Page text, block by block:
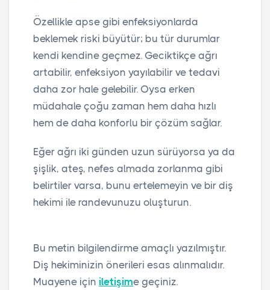
Özellikle apse gibi enfeksiyonlarda
beklemek riski büyütür; bu tür durumlar
kendi kendine geçmez. Geciktikçe ağrı
artabilir, enfeksiyon yayılabilir ve tedavi
daha zor hale gelebilir. Oysa erken
müdahale çoğu zaman hem daha hızlı
hem de daha konforlu bir çözüm sağlar.
Eğer ağrı iki günden uzun sürüyorsa ya da
şişlik, ateş, nefes almada zorlanma gibi
belirtiler varsa, bunu ertelemeyin ve bir diş
hekimi ile randevunuzu oluşturun.
Bu metin bilgilendirme amaçlı yazılmıştır.
Diş hekiminizin önerileri esas alınmalıdır.
Muayene için iletişime geçiniz.